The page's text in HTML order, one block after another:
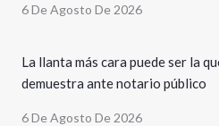
6 De Agosto De 2026
La llanta más cara puede ser la
demuestra ante notario público
6 De Agosto De 2026